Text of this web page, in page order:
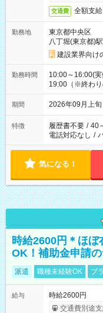
交通費 全額支給
勤務地
東京都中央区
八丁堀(東京都)
建設業界向け
勤務時間
10:00～16:00(
19:00（※終わり
期間 2026年09月上
特徴 履歴書不要 / 40
電話対応なし /
気になる！
時給2600円＊ほ
OK！補助金申請
派遣 職種未経験OK ブ
給与
時給2600円
交通費別途支